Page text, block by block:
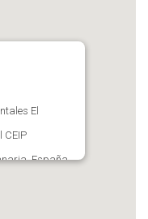
El
CEIP
España